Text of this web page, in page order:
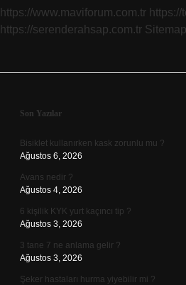
https://www.maviforum.com.tr
https://serenderahsap.com.tr Sitemap
Sidebar
Son Yazılar
Bisiklet kullanırken kask zorunlu mu ?
Ağustos 6, 2026
Avans nedir ?
Ağustos 4, 2026
6 kişilik KYK yurt kaçıncı tip ?
Ağustos 3, 2026
3 tane 7 ne anlama gelir ?
Ağustos 3, 2026
Şeker hastaları hurma yiyebilir mi ?